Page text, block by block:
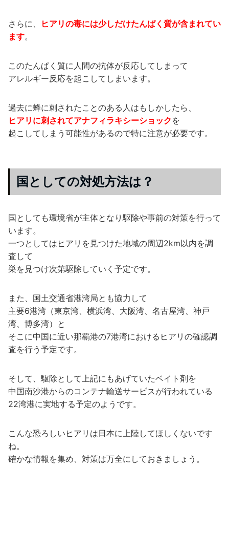
さらに、
ヒアリの毒には少しだけたんぱく質が含まれてい
ます。
このたんぱく質に人間の抗体が反応してしまって
アレルギー反応を起こしてしまいます。
過去に蜂に刺されたことのある人はもしかしたら、
ヒアリに刺されてアナフィラキシーショック を
起こしてしまう可能性があるので特に注意が必要です。
国としての対処方法は？
国としても環境省が主体となり駆除や事前の対策を行って
います。
一つとしてはヒアリを見つけた地域の周辺2km以内を調
査して
巣を見つけ次第駆除していく予定です。
また、国土交通省港湾局とも協力して
主要6港湾（東京湾、横浜湾、大阪湾、名古屋湾、神戸
湾、博多湾）と
そこに中国に近い那覇港の7港湾におけるヒアリの確認調
査を行う予定です。
そして、駆除として上記にもあげていたベイト剤を
中国南沙港からのコンテナ輸送サービスが行われている
22湾港に実地する予定のようです。
こんな恐ろしいヒアリは日本に上陸してほしくないです
ね。
確かな情報を集め、対策は万全にしておきましょう。